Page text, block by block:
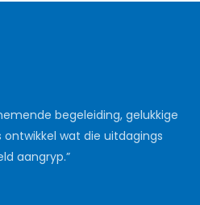
begeleiding, gelukkige
wat die uitdagings
aangryp.”